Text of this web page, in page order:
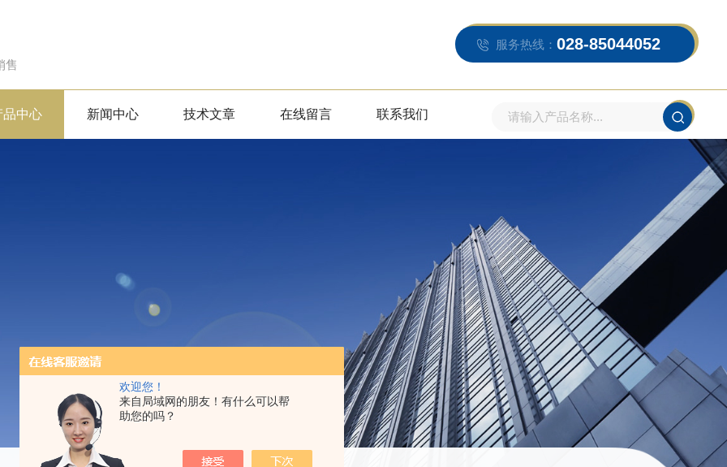
欢迎您！
来自局域网的朋友！有什么可以帮
助您的吗？
售
服务热线： 028-85044052
品中心 新闻中心 技术文章 在线留言 联系我们